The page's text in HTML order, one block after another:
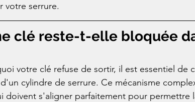
votre serrure.
clé reste-t-elle bloquée
votre clé refuse de sortir, il est essentiel de
cylindre de serrure. Ce mécanisme
doivent s'aligner parfaitement pour permettre